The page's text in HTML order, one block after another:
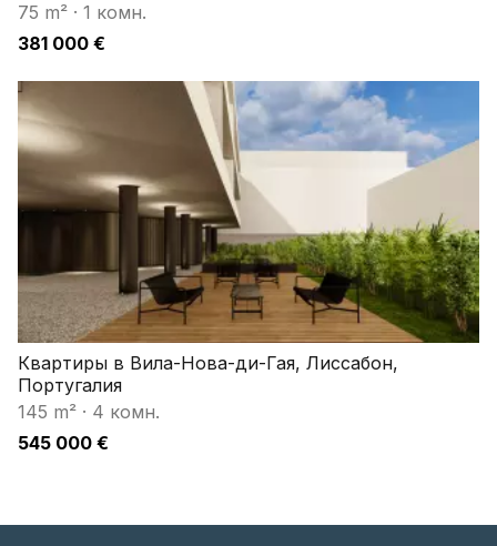
75 m² · 1 комн.
381 000 €
Квартиры в Вила-Нова-ди-Гая, Лиссабон,
Португалия
145 m² · 4 комн.
545 000 €